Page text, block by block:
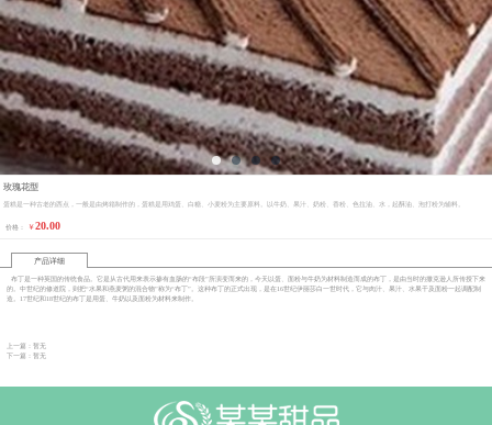
玫瑰花型
蛋糕是一种古老的西点，一般是由烤箱制作的，蛋糕是用鸡蛋、白糖、小麦粉为主要原料。以牛奶、果汁、奶粉、香粉、色拉油、水，起酥油、泡打粉为辅料。
价格： ￥20.00
产品详细
布丁是一种英国的传统食品。它是从古代用来表示掺有血肠的“布段”所演变而来的，今天以蛋、面粉与牛奶为材料制造而成的布丁，是由当时的撒克逊人所传授下来
的。中世纪的修道院，则把“水果和燕麦粥的混合物”称为“布丁”。这种布丁的正式出现，是在16世纪伊丽莎白一世时代，它与肉汁、果汁、水果干及面粉一起调配制
造。17世纪和18世纪的布丁是用蛋、牛奶以及面粉为材料来制作。
上一篇：暂无
下一篇：暂无